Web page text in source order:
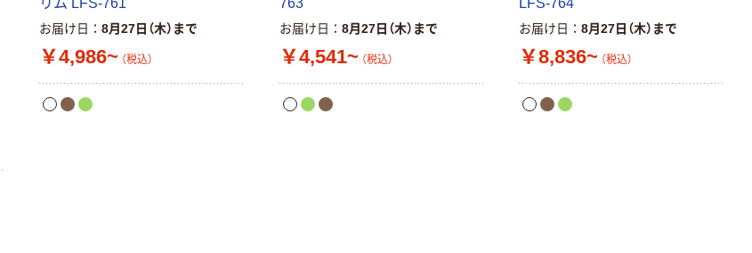
リム LFS-761
お届け日 8月27日（木）まで
￥4,986~ （税込）
763
お届け日 8月27日（木）まで
￥4,541~ （税込）
LFS-764
お届け日 8月27日（木）まで
￥8,836~ （税込）
ト ホワイト紙コ
ップ
￥374~ （税込）
（税込）
FSC認証 シング
企画 オリジナル
￥149~ （税込）